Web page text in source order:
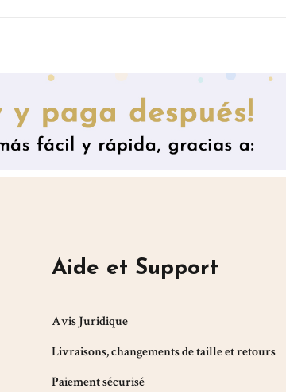
Aide et Support
Avis Juridique
Livraisons, changements de taille et retours
Paiement sécurisé